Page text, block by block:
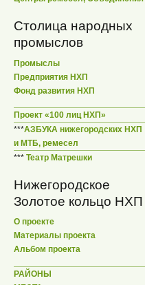
Столица народных
промыслов
Промыслы
Предприятия НХП
Фонд развития НХП
Проект «100 лиц НХП»
***АЗБУКА нижегородских НХП
и МТБ, ремесел
*** Театр Матрешки
Нижегородское
Золотое кольцо НХП
О проекте
Материалы проекта
Альбом проекта
РАЙОНЫ